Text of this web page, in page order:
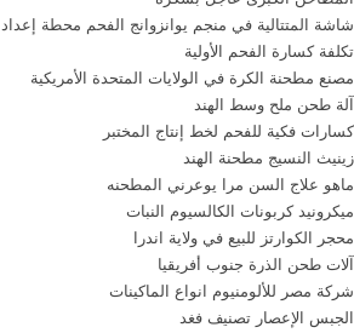
شاشة المتتالية في منجم يوانزوانج الفحم محطة إعداد
تكلفة كسارة الفحم الأولية
مصنع مطحنة الكرة في الولايات المتحدة الأمريكية
آلة طحن ملح وسط الهند
كسارات فكية للفحم لخط إنتاج المختبر
زينيث النسيج مطحنة الهند
ماهو علاج السن مرا يوعرني المطحنه
ميكرونيد كربونات الكالسيوم النبات
محجر الكوارتز للبيع في ولاية اندرا
آلات طحن الذرة جنوب أفريقيا
شركة مصر للألومنيوم انواع الماكينات
الجبس الإعصار تصنيف فغد